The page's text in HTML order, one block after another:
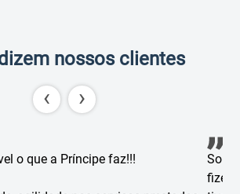
nossos clientes
‹ ›
o que a Príncipe faz!!!